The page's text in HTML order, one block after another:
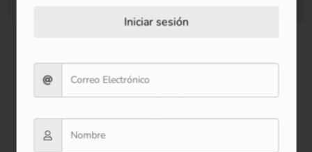
Productos relacionados
Oferta
Iniciar sesión